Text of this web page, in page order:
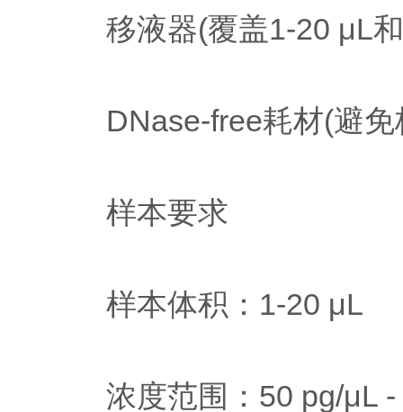
移液器(覆盖1-20 μL和
DNase-free耗材(避免
样本要求
样本体积：1-20 μL
浓度范围：50 pg/μL -